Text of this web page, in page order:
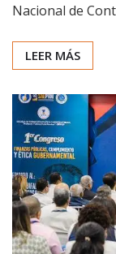
Nacional de
LEER MÁS